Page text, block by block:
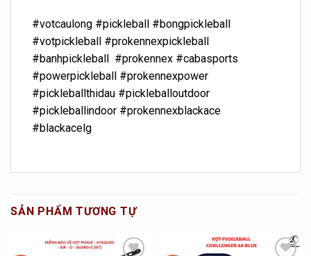
#votcaulong #pickleball #bongpickleball
#votpickleball #prokennexpickleball
#banhpickleball #prokennex #cabasports
#powerpickleball #prokennexpower
#pickleballthidau #pickleballoutdoor
#pickleballindoor #prokennexblackace
#blackacelg
SẢN PHẨM TƯƠNG TỰ